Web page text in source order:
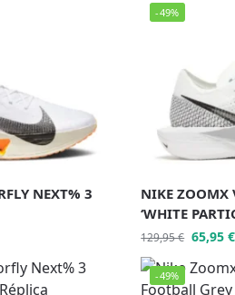
NEXT% 3
-49%
NIKE ZOOMX
‘WHITE
129,95€ 65,95€
-49%